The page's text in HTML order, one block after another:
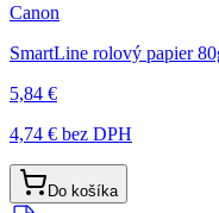
Canon
SmartLine rolový papier
5,84 €
4,74 € bez DPH
Do košíka